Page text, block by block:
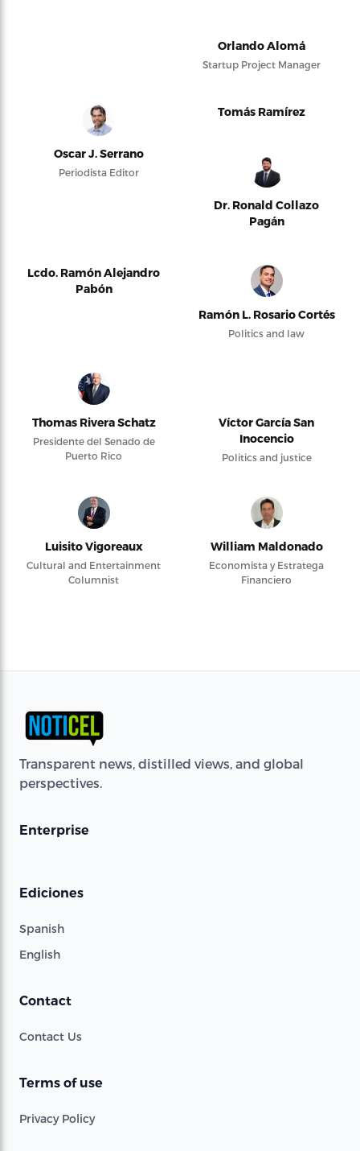
Orlando Alomá
Startup Project Manager
Oscar J. Serrano
Periodista Editor
Tomás Ramírez
Dr. Ronald Collazo
Pagán
Lcdo. Ramón Alejandro
Pabón
Ramón L. Rosario Cortés
Politics and law
Thomas Rivera Schatz
Presidente del Senado de
Puerto Rico
Víctor García San
Inocencio
Politics and justice
Luisito Vigoreaux
Cultural and Entertainment
Columnist
William Maldonado
Economista y Estratega
Financiero
Transparent news, distilled views, and global
perspectives.
Enterprise
Ediciones
Spanish
English
Contact
Contact Us
Terms of use
Privacy Policy